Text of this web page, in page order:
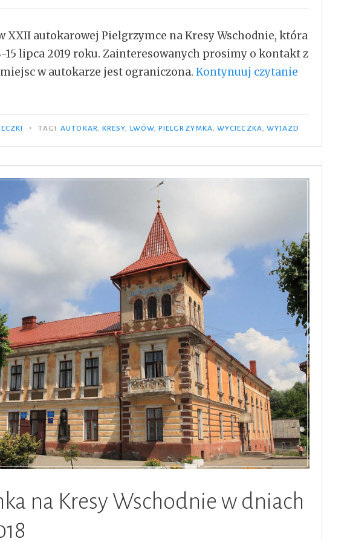
XXII autokarowej Pielgrzymce na Kresy Wschodnie, która
15 lipca 2019 roku. Zainteresowanych prosimy o kontakt z
w autokarze jest ograniczona. Kontynuuj czytanie
Kresy
w
dniach
15
lipiec
2019
r.”
• TAGI AUTOKAR, KRESY, LWÓW,PIELGRZYMKA,WYCIECZKA, WYJAZD
na Kresy Wschodnie w dniach